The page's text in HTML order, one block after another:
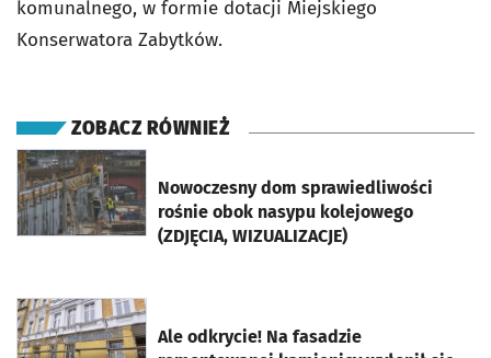
komunalnego, w formie dotacji Miejskiego
Konserwatora Zabytków.
ZOBACZ RÓWNIEŻ
Nowoczesny dom sprawiedliwości
rośnie obok nasypu kolejowego
(ZDJĘCIA, WIZUALIZACJE)
otworzy się w nowej karcie
Ale odkrycie! Na fasadzie
otworzy się w nowej karcie